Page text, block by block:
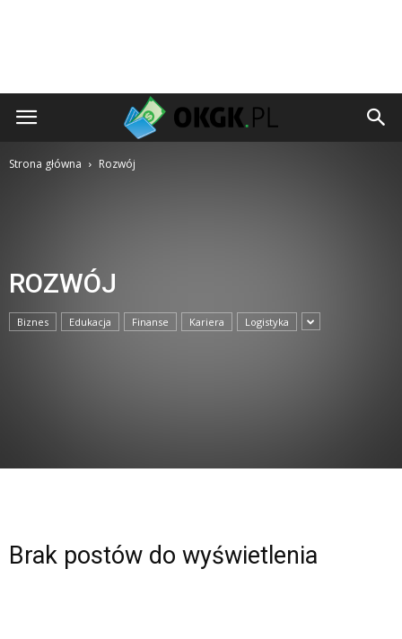
okgk.pl
Strona główna Rozwój
ROZWÓJ
Biznes Edukacja Finanse Kariera Logistyka
Brak postów do wyświetlenia